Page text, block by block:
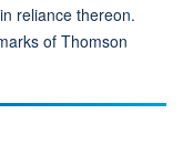
reliance thereon.
of Thomson